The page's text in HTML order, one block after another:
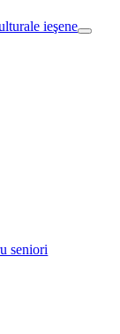
ieşene
seniori